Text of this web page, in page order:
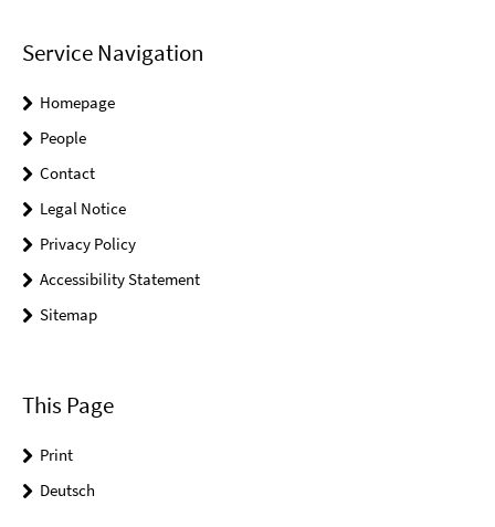
Service Navigation
Homepage
People
Contact
Legal Notice
Privacy Policy
Accessibility Statement
Sitemap
This Page
Print
Deutsch